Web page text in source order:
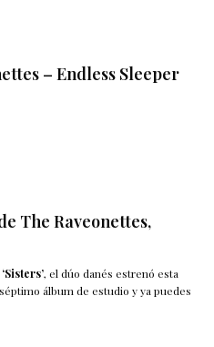
– Endless Sleeper
The Raveonettes,
‘Sisters’, el dúo danés estrenó esta
álbum de estudio y ya puedes